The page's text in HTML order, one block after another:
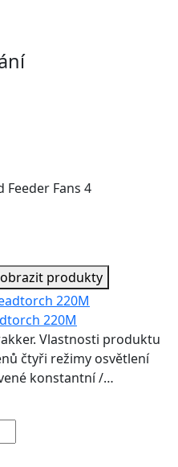
Feeder Fans 4
produkty
220M
Vlastnosti produktu
čtyři režimy osvětlení
konstantní /…